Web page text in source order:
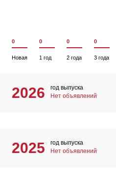
0
Новая
0
1 год
0
2 года
0
3 года
2026
год выпуска
Нет объявлений
2025
год выпуска
Нет объявлений